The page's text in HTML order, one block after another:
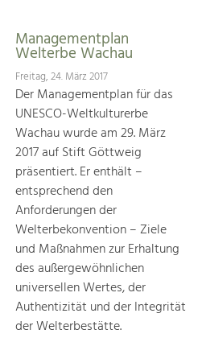
Managementplan
Welterbe Wachau
Freitag, 24. März 2017
Der Managementplan für das
UNESCO-Weltkulturerbe
Wachau wurde am 29. März
2017 auf Stift Göttweig
präsentiert. Er enthält –
entsprechend den
Anforderungen der
Welterbekonvention – Ziele
und Maßnahmen zur Erhaltung
des außergewöhnlichen
universellen Wertes, der
Authentizität und der Integrität
der Welterbestätte.